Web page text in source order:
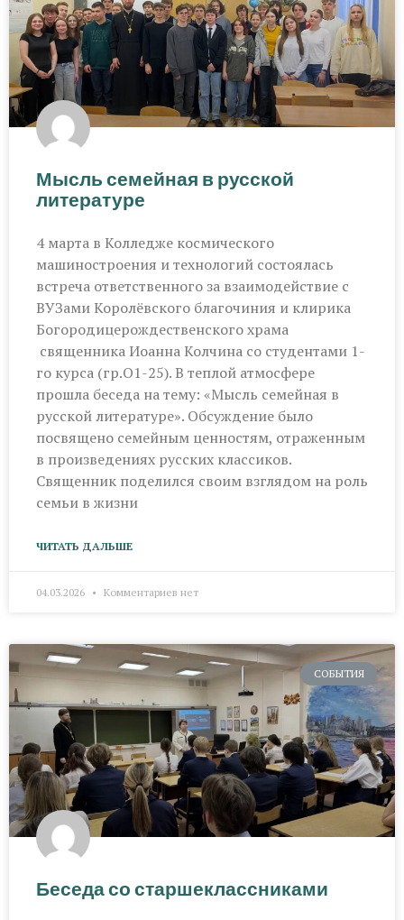
Мысль семейная в русской
литературе
4 марта в Колледже космического
машиностроения и технологий состоялась
встреча ответственного за взаимодействие с
ВУЗами Королёвского благочиния и клирика
Богородицерождественского храма
священника Иоанна Колчина со студентами 1-
го курса (гр.О1-25). В теплой атмосфере
прошла беседа на тему: «Мысль семейная в
русской литературе». Обсуждение было
посвящено семейным ценностям, отраженным
в произведениях русских классиков.
Священник поделился своим взглядом на роль
семьи в жизни
ЧИТАТЬ ДАЛЬШЕ
04.03.2026 Комментариев нет
СОБЫТИЯ
Беседа со старшеклассниками